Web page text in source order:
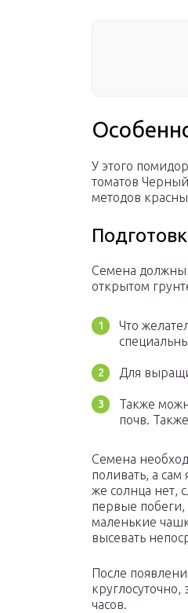
У этого
томатов
методов
Семена должны
открытом
Что
Для
Также
почв.
Семена
поливать, а
же солнца нет,
первые побеги,
маленькие
высевать
После
часов.